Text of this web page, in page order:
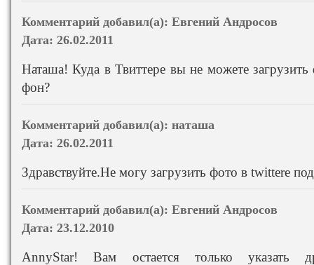
Комментарий добавил(а): Евгений Андросов
Дата: 26.02.2011
Наташа! Куда в Твиттере вы не можете загрузить
фон?
Комментарий добавил(а): наташа
Дата: 26.02.2011
Здравствуйте.Не могу загрузить фото в twittere
Комментарий добавил(а): Евгений Андросов
Дата: 23.12.2010
AnnyStar! Вам остается только указать